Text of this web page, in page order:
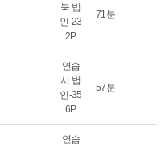
북 법
인-23
2P
71분
연습
서 법
인-35
6P
57분
연습